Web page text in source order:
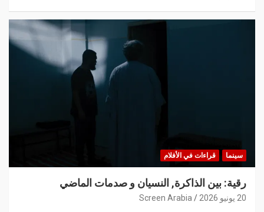
سينما قراءات في الأفلام
رقية: بين الذاكرة, النسيان و صدمات الماضي
20 يونيو 2026 Screen Arabia